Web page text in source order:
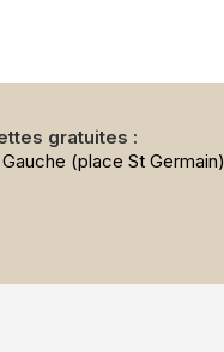
gratuites :
(place St Germain)